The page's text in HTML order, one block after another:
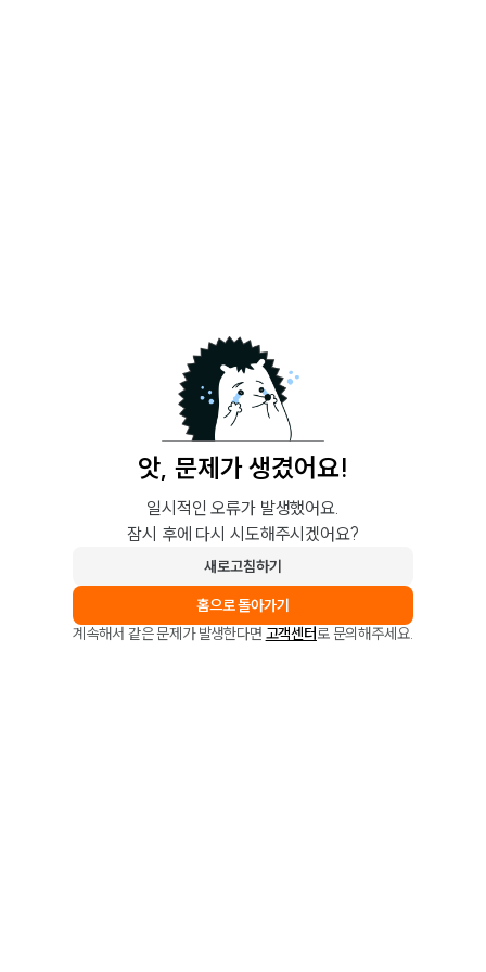
앗, 문제가 생겼어요!
일시적인 오류가 발생했어요.
잠시 후에 다시 시도해주시겠어요?
새로고침하기
홈으로 돌아가기
계속해서 같은 문제가 발생한다면 고객센터로 문의해주세요.